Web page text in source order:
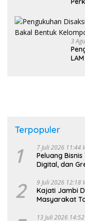
3
Terpopuler
1 7 Juli 2026 11:44
Peluang
Digital, dan
2 9 Juli 2026 12:18
Kajati Jambi
Masyarakat
13 Juli 2026